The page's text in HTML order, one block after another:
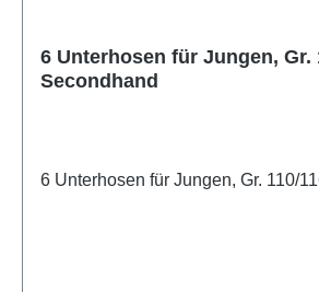
6 Unterhosen für Jungen, Gr.
Secondhand
6 Unterhosen für Jungen, Gr. 110/